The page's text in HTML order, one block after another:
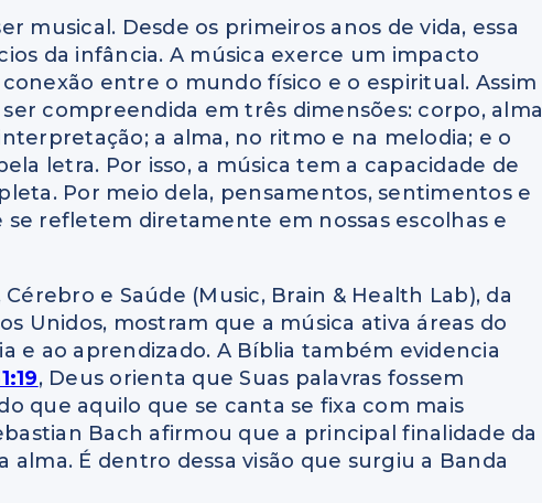
musical. Desde os primeiros anos de vida, essa
da infância. A música exerce um impacto
entre o mundo físico e o espiritual. Assim
compreendida em três dimensões: corpo, alma
a alma, no ritmo e na melodia; e o
letra. Por isso, a música tem a capacidade de
Por meio dela, pensamentos, sentimentos e
refletem diretamente em nossas escolhas e
e Saúde (Music, Brain & Health Lab), da
Unidos, mostram que a música ativa áreas do
e ao aprendizado. A Bíblia também evidencia
, Deus orienta que Suas palavras fossem
que aquilo que se canta se fixa com mais
Bach afirmou que a principal finalidade da
alma. É dentro dessa visão que surgiu a Banda